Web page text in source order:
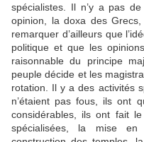
spécialistes. Il n’y a pas
opinion, la doxa des Grecs,
remarquer d’ailleurs que
politique et que les
raisonnable du principe
peuple décide et les
rotation. Il y a des activités
n’étaient pas fous, ils ont
considérables, ils ont fait
spécialisées, la mise